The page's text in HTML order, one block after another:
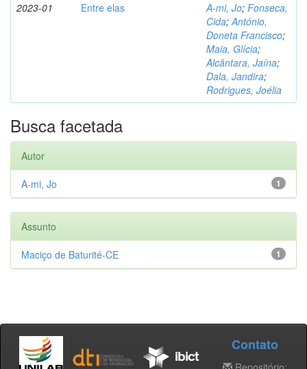
2023-01 Entre elas A-mi, Jo; Fonseca,
Cida;António,
Doneta Francisco;
Maia, Glícia;
Alcântara, Jaína;
Dala, Jandira;
Rodrigues, Joélia
Busca facetada
Autor
1
A-mi, Jo
Assunto
1
Maciço de Baturité-CE
Contato